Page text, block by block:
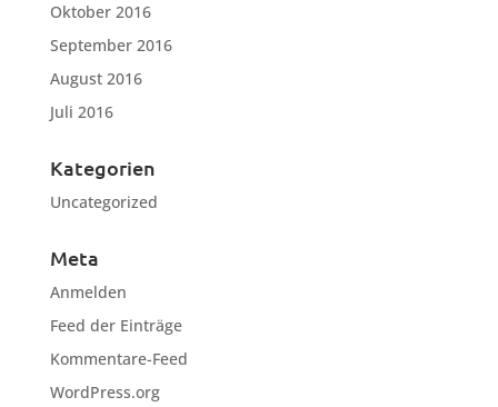
Oktober 2016
September 2016
August 2016
Juli 2016
Kategorien
Uncategorized
Meta
Anmelden
Feed der Einträge
Kommentare-Feed
WordPress.org